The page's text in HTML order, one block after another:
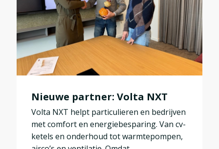
Nieuwe partner: Volta NXT
Volta NXT helpt particulieren en bedrijven
met comfort en energiebesparing. Van cv-
ketels en onderhoud tot warmtepompen,